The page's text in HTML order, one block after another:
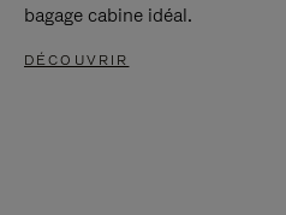
bagage cabine idéal.
DÉCOUVRIR